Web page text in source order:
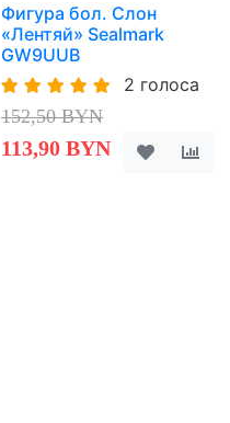
Фигура бол. Слон
«Лентяй» Sealmark
GW9UUB
2 голоса
152,50 BYN
113,90 BYN